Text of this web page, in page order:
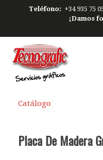
Teléfono: +34 935 75
¡Damos
Catálogo
Placa De Madera